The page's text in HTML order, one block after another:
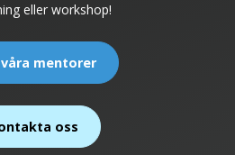
eller workshop!
mentorer
oss